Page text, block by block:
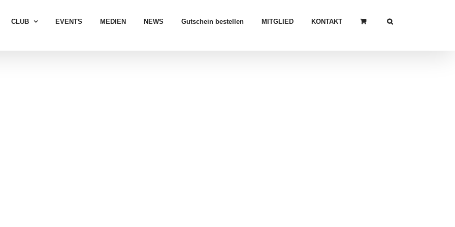
CLUB EVENTS MEDIEN NEWS Gutschein bestellen MITGLIED KONTAKT